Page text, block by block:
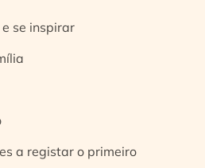
se inspirar
a registar o primeiro